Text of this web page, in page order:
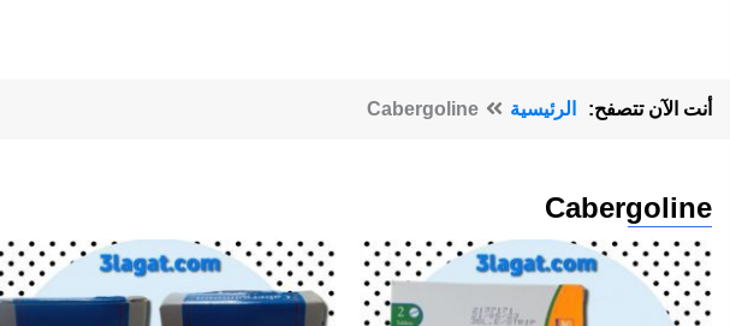
أنت الآن تتصفح: الرئيسية Cabergoline
Cabergoline